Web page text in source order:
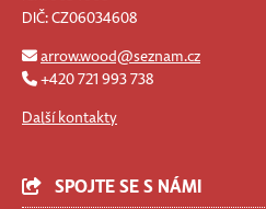
DIČ: CZ06034608
arrow.wood@seznam.cz
+420 721 993 738
Další kontakty
SPOJTE SE S NÁMI